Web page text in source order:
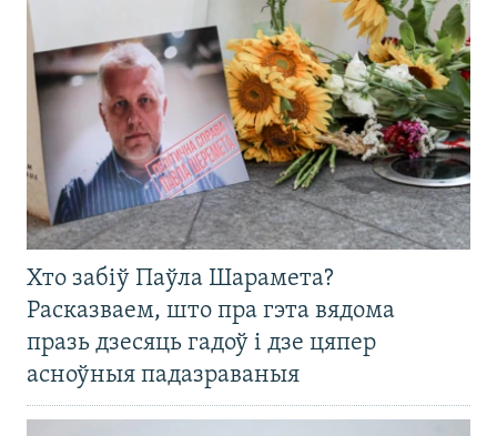
Хто забіў Паўла Шарамета?
Расказваем, што пра гэта вядома
празь дзесяць гадоў і дзе цяпер
асноўныя падазраваныя